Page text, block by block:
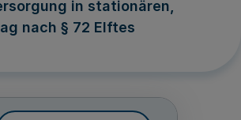
in stationären,
nach § 72 Elftes